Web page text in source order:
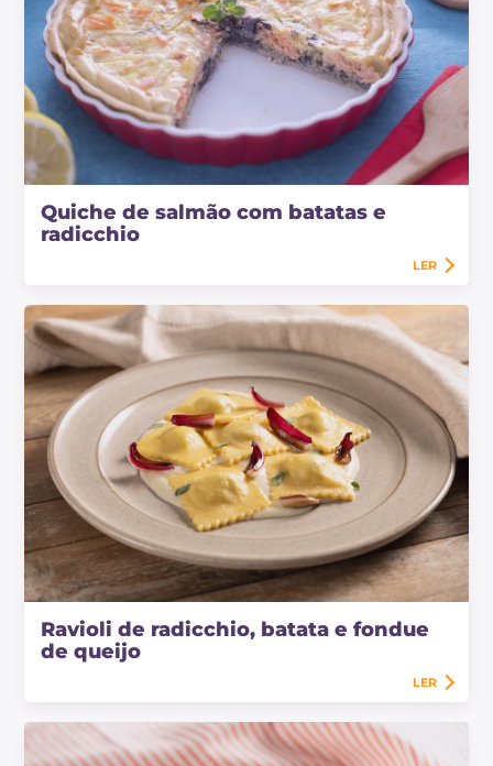
Quiche de salmão com batatas e
radicchio
LER
Ravioli de radicchio, batata e fondue
de queijo
LER